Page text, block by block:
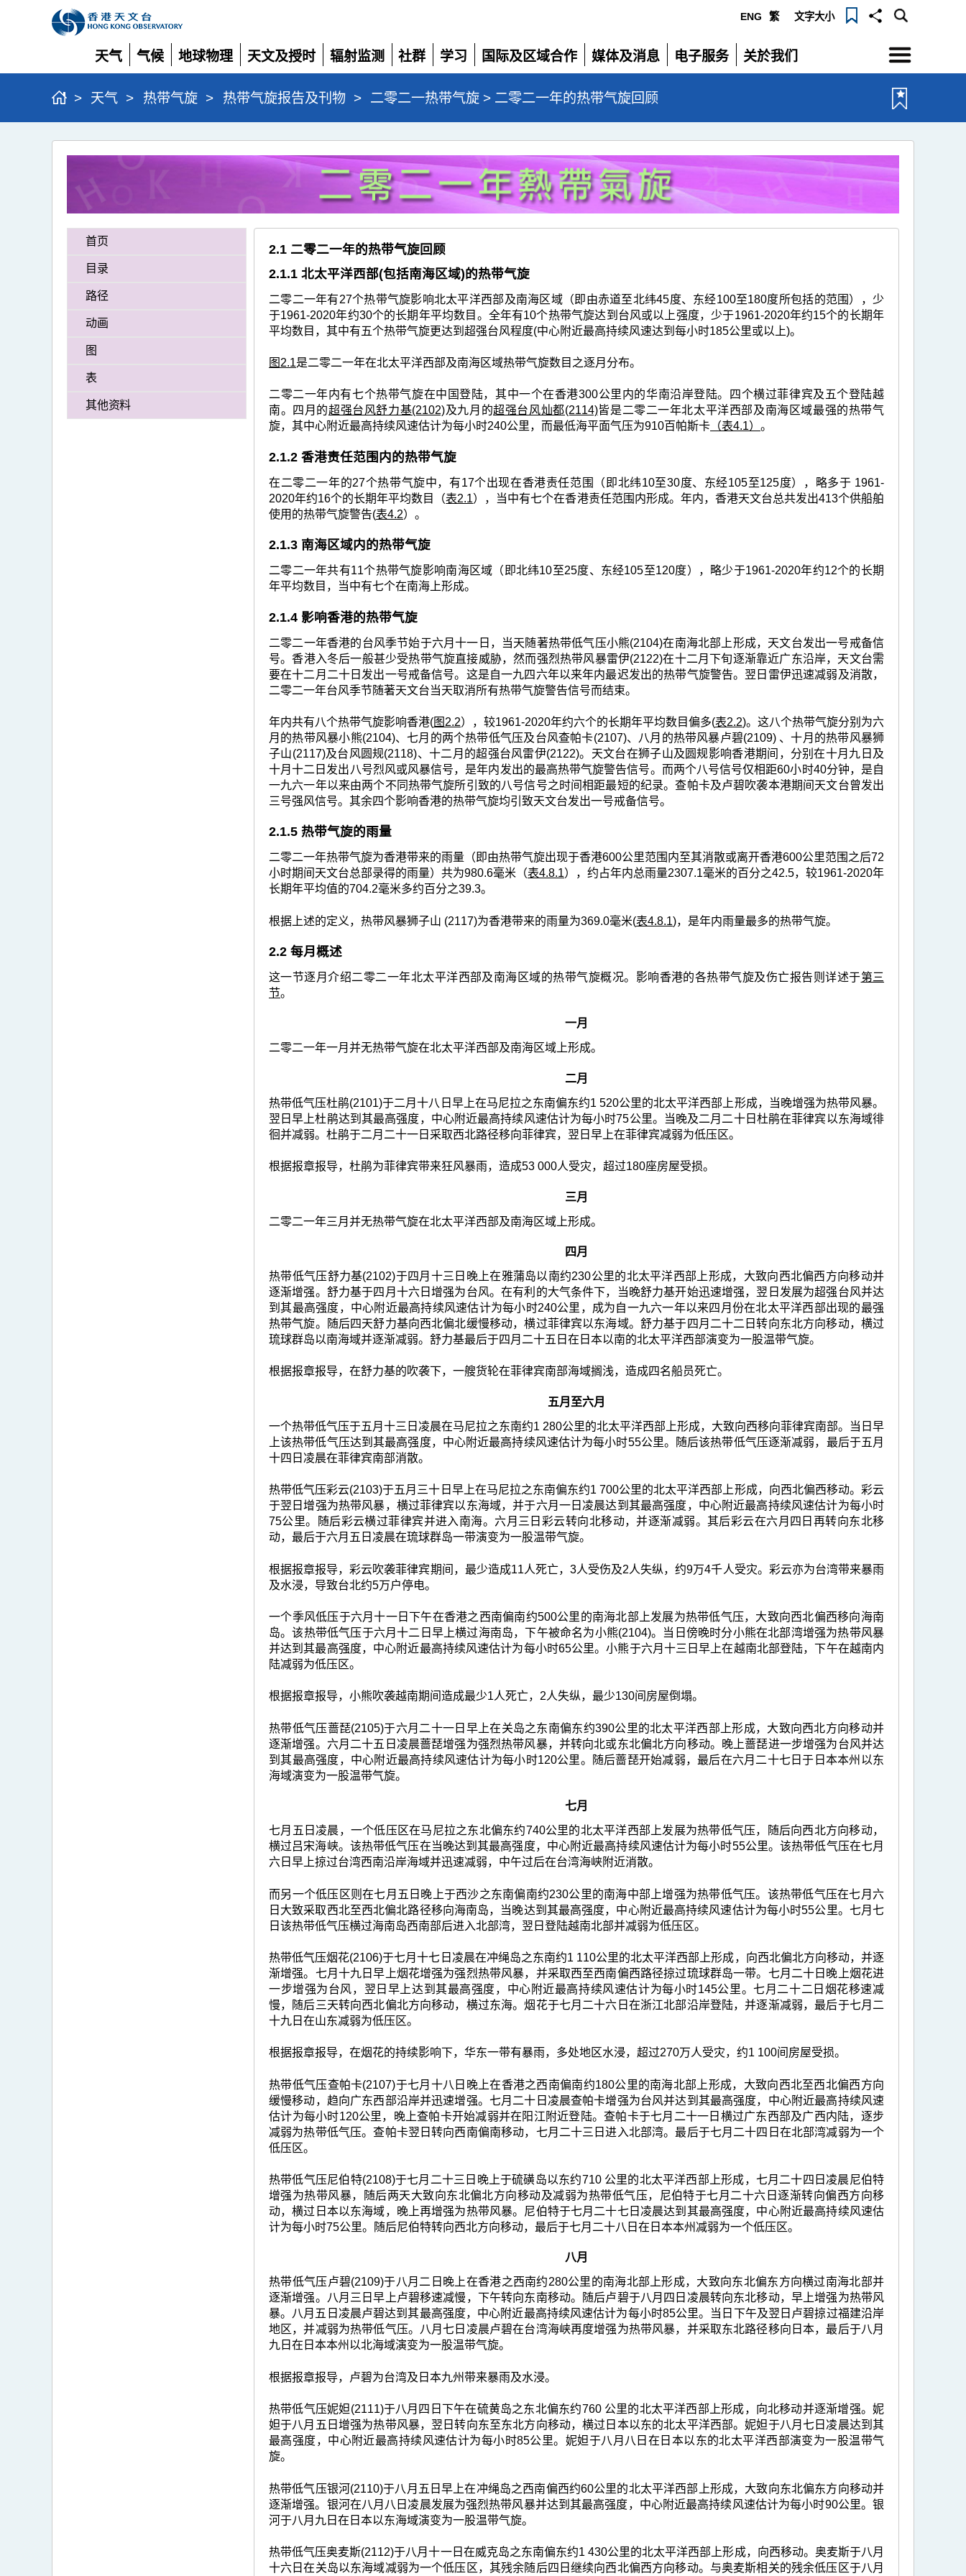
ENG 繁 文字大小
天气
展
开
气候
展
开
地球物理
展
开
天文及授时
展
开
辐射监测
展
开
社群
展
开
学习
展
开
国际及区域合作
展
开
媒体及消息
展
开
电子服务
展
关於我们
展
选
单
> 天气 > 热带气旋 > 热带气旋报告及刊物 > 二零二一热带气旋 > 二零二一年的热带气旋回顾
二
一
一
首页
目录
路径
动画
图
表
其他资料
2.1 二零二一年的热带气旋回顾
2.1.1 北太平洋西部(包括南海区域)的热带气旋
二零二一年有27个热带气旋影响北太平洋西部及南海区域（即由赤道至北纬45度、东经100至180度所包括的范围），少
于1961-2020年约30个的长期年平均数目。全年有10个热带气旋达到台风或以上强度，少于1961-2020年约15个的长期年
平均数目，其中有五个热带气旋更达到超强台风程度(中心附近最高持续风速达到每小时185公里或以上)。
图2.1是二零二一年在北太平洋西部及南海区域热带气旋数目之逐月分布。
二零二一年内有七个热带气旋在中国登陆，其中一个在香港300公里内的华南沿岸登陆。四个横过菲律宾及五个登陆越
南。四月的超强台风舒力基(2102)及九月的超强台风灿都(2114)皆是二零二一年北太平洋西部及南海区域最强的热带气
旋，其中心附近最高持续风速估计为每小时240公里，而最低海平面气压为910百帕斯卡 （表4.1） 。
2.1.2 香港责任范围内的热带气旋
在二零二一年的27个热带气旋中，有17个出现在香港责任范围（即北纬10至30度、东经105至125度），略多于 1961-
2020年约16个的长期年平均数目（表2.1），当中有七个在香港责任范围内形成。年内，香港天文台总共发出413个供船舶
使用的热带气旋警告(表4.2）。
2.1.3 南海区域内的热带气旋
二零二一年共有11个热带气旋影响南海区域（即北纬10至25度、东经105至120度），略少于1961-2020年约12个的长期
年平均数目，当中有七个在南海上形成。
2.1.4 影响香港的热带气旋
二零二一年香港的台风季节始于六月十一日，当天随著热带低气压小熊(2104)在南海北部上形成，天文台发出一号戒备信
号。香港入冬后一般甚少受热带气旋直接威胁，然而强烈热带风暴雷伊(2122)在十二月下旬逐渐靠近广东沿岸，天文台需
要在十二月二十日发出一号戒备信号。这是自一九四六年以来年内最迟发出的热带气旋警告。翌日雷伊迅速减弱及消散，
二零二一年台风季节随著天文台当天取消所有热带气旋警告信号而结束。
年内共有八个热带气旋影响香港(图2.2），较1961-2020年约六个的长期年平均数目偏多(表2.2)。这八个热带气旋分别为六
月的热带风暴小熊(2104)、七月的两个热带低气压及台风查帕卡(2107)、八月的热带风暴卢碧(2109) 、十月的热带风暴狮
子山(2117)及台风圆规(2118)、十二月的超强台风雷伊(2122)。天文台在狮子山及圆规影响香港期间，分别在十月九日及
十月十二日发出八号烈风或风暴信号，是年内发出的最高热带气旋警告信号。而两个八号信号仅相距60小时40分钟，是自
一九六一年以来由两个不同热带气旋所引致的八号信号之时间相距最短的纪录。查帕卡及卢碧吹袭本港期间天文台曾发出
三号强风信号。其余四个影响香港的热带气旋均引致天文台发出一号戒备信号。
2.1.5 热带气旋的雨量
二零二一年热带气旋为香港带来的雨量（即由热带气旋出现于香港600公里范围内至其消散或离开香港600公里范围之后72
小时期间天文台总部录得的雨量）共为980.6毫米（表4.8.1），约占年内总雨量2307.1毫米的百分之42.5，较1961-2020年
长期年平均值的704.2毫米多约百分之39.3。
根据上述的定义，热带风暴狮子山 (2117)为香港带来的雨量为369.0毫米(表4.8.1)，是年内雨量最多的热带气旋。
2.2 每月概述
这一节逐月介绍二零二一年北太平洋西部及南海区域的热带气旋概况。影响香港的各热带气旋及伤亡报告则详述于第三
节。
一月
二零二一年一月并无热带气旋在北太平洋西部及南海区域上形成。
二月
热带低气压杜鹃(2101)于二月十八日早上在马尼拉之东南偏东约1 520公里的北太平洋西部上形成，当晚增强为热带风暴。
翌日早上杜鹃达到其最高强度，中心附近最高持续风速估计为每小时75公里。当晚及二月二十日杜鹃在菲律宾以东海域徘
徊并减弱。杜鹃于二月二十一日采取西北路径移向菲律宾，翌日早上在菲律宾减弱为低压区。
根据报章报导，杜鹃为菲律宾带来狂风暴雨，造成53 000人受灾，超过180座房屋受损。
三月
二零二一年三月并无热带气旋在北太平洋西部及南海区域上形成。
四月
热带低气压舒力基(2102)于四月十三日晚上在雅蒲岛以南约230公里的北太平洋西部上形成，大致向西北偏西方向移动并
逐渐增强。舒力基于四月十六日增强为台风。在有利的大气条件下，当晚舒力基开始迅速增强，翌日发展为超强台风并达
到其最高强度，中心附近最高持续风速估计为每小时240公里，成为自一九六一年以来四月份在北太平洋西部出现的最强
热带气旋。随后四天舒力基向西北偏北缓慢移动，横过菲律宾以东海域。舒力基于四月二十二日转向东北方向移动，横过
琉球群岛以南海域并逐渐减弱。舒力基最后于四月二十五日在日本以南的北太平洋西部演变为一股温带气旋。
根据报章报导，在舒力基的吹袭下，一艘货轮在菲律宾南部海域搁浅，造成四名船员死亡。
五月至六月
一个热带低气压于五月十三日凌晨在马尼拉之东南约1 280公里的北太平洋西部上形成，大致向西移向菲律宾南部。当日早
上该热带低气压达到其最高强度，中心附近最高持续风速估计为每小时55公里。随后该热带低气压逐渐减弱，最后于五月
十四日凌晨在菲律宾南部消散。
热带低气压彩云(2103)于五月三十日早上在马尼拉之东南偏东约1 700公里的北太平洋西部上形成，向西北偏西移动。彩云
于翌日增强为热带风暴，横过菲律宾以东海域，并于六月一日凌晨达到其最高强度，中心附近最高持续风速估计为每小时
75公里。随后彩云横过菲律宾并进入南海。六月三日彩云转向北移动，并逐渐减弱。其后彩云在六月四日再转向东北移
动，最后于六月五日凌晨在琉球群岛一带演变为一股温带气旋。
根据报章报导，彩云吹袭菲律宾期间，最少造成11人死亡，3人受伤及2人失纵，约9万4千人受灾。彩云亦为台湾带来暴雨
及水浸，导致台北约5万户停电。
一个季风低压于六月十一日下午在香港之西南偏南约500公里的南海北部上发展为热带低气压，大致向西北偏西移向海南
岛。该热带低气压于六月十二日早上横过海南岛，下午被命名为小熊(2104)。当日傍晚时分小熊在北部湾增强为热带风暴
并达到其最高强度，中心附近最高持续风速估计为每小时65公里。小熊于六月十三日早上在越南北部登陆，下午在越南内
陆减弱为低压区。
根据报章报导，小熊吹袭越南期间造成最少1人死亡，2人失纵，最少130间房屋倒塌。
热带低气压蔷琵(2105)于六月二十一日早上在关岛之东南偏东约390公里的北太平洋西部上形成，大致向西北方向移动并
逐渐增强。六月二十五日凌晨蔷琵增强为强烈热带风暴，并转向北或东北偏北方向移动。晚上蔷琵进一步增强为台风并达
到其最高强度，中心附近最高持续风速估计为每小时120公里。随后蔷琵开始减弱，最后在六月二十七日于日本本州以东
海域演变为一股温带气旋。
七月
七月五日凌晨，一个低压区在马尼拉之东北偏东约740公里的北太平洋西部上发展为热带低气压，随后向西北方向移动，
横过吕宋海峡。该热带低气压在当晚达到其最高强度，中心附近最高持续风速估计为每小时55公里。该热带低气压在七月
六日早上掠过台湾西南沿岸海域并迅速减弱，中午过后在台湾海峡附近消散。
而另一个低压区则在七月五日晚上于西沙之东南偏南约230公里的南海中部上增强为热带低气压。该热带低气压在七月六
日大致采取西北至西北偏北路径移向海南岛，当晚达到其最高强度，中心附近最高持续风速估计为每小时55公里。七月七
日该热带低气压横过海南岛西南部后进入北部湾，翌日登陆越南北部并减弱为低压区。
热带低气压烟花(2106)于七月十七日凌晨在冲绳岛之东南约1 110公里的北太平洋西部上形成，向西北偏北方向移动，并逐
渐增强。七月十九日早上烟花增强为强烈热带风暴，并采取西至西南偏西路径掠过琉球群岛一带。七月二十日晚上烟花进
一步增强为台风，翌日早上达到其最高强度，中心附近最高持续风速估计为每小时145公里。七月二十二日烟花移速减
慢，随后三天转向西北偏北方向移动，横过东海。烟花于七月二十六日在浙江北部沿岸登陆，并逐渐减弱，最后于七月二
十九日在山东减弱为低压区。
根据报章报导，在烟花的持续影响下，华东一带有暴雨，多处地区水浸，超过270万人受灾，约1 100间房屋受损。
热带低气压查帕卡(2107)于七月十八日晚上在香港之西南偏南约180公里的南海北部上形成，大致向西北至西北偏西方向
缓慢移动，趋向广东西部沿岸并迅速增强。七月二十日凌晨查帕卡增强为台风并达到其最高强度，中心附近最高持续风速
估计为每小时120公里，晚上查帕卡开始减弱并在阳江附近登陆。查帕卡于七月二十一日横过广东西部及广西内陆，逐步
减弱为热带低气压。查帕卡翌日转向西南偏南移动，七月二十三日进入北部湾。最后于七月二十四日在北部湾减弱为一个
低压区。
热带低气压尼伯特(2108)于七月二十三日晚上于硫磺岛以东约710 公里的北太平洋西部上形成，七月二十四日凌晨尼伯特
增强为热带风暴，随后两天大致向东北偏北方向移动及减弱为热带低气压，尼伯特于七月二十六日逐渐转向偏西方向移
动，横过日本以东海域，晚上再增强为热带风暴。尼伯特于七月二十七日凌晨达到其最高强度，中心附近最高持续风速估
计为每小时75公里。随后尼伯特转向西北方向移动，最后于七月二十八日在日本本州减弱为一个低压区。
八月
热带低气压卢碧(2109)于八月二日晚上在香港之西南约280公里的南海北部上形成，大致向东北偏东方向横过南海北部并
逐渐增强。八月三日早上卢碧移速减慢，下午转向东南移动。随后卢碧于八月四日凌晨转向东北移动，早上增强为热带风
暴。八月五日凌晨卢碧达到其最高强度，中心附近最高持续风速估计为每小时85公里。当日下午及翌日卢碧掠过福建沿岸
地区，并减弱为热带低气压。八月七日凌晨卢碧在台湾海峡再度增强为热带风暴，并采取东北路径移向日本，最后于八月
九日在日本本州以北海域演变为一股温带气旋。
根据报章报导，卢碧为台湾及日本九州带来暴雨及水浸。
热带低气压妮妲(2111)于八月四日下午在硫黄岛之东北偏东约760 公里的北太平洋西部上形成，向北移动并逐渐增强。妮
妲于八月五日增强为热带风暴，翌日转向东至东北方向移动，横过日本以东的北太平洋西部。妮妲于八月七日凌晨达到其
最高强度，中心附近最高持续风速估计为每小时85公里。妮妲于八月八日在日本以东的北太平洋西部演变为一股温带气
旋。
热带低气压银河(2110)于八月五日早上在冲绳岛之西南偏西约60公里的北太平洋西部上形成，大致向东北偏东方向移动并
逐渐增强。银河在八月八日凌晨发展为强烈热带风暴并达到其最高强度，中心附近最高持续风速估计为每小时90公里。银
河于八月九日在日本以东海域演变为一股温带气旋。
热带低气压奥麦斯(2112)于八月十一日在威克岛之东南偏东约1 430公里的北太平洋西部上形成，向西移动。奥麦斯于八月
十六日在关岛以东海域减弱为一个低压区，其残余随后四日继续向西北偏西方向移动。与奥麦斯相关的残余低压区于八月